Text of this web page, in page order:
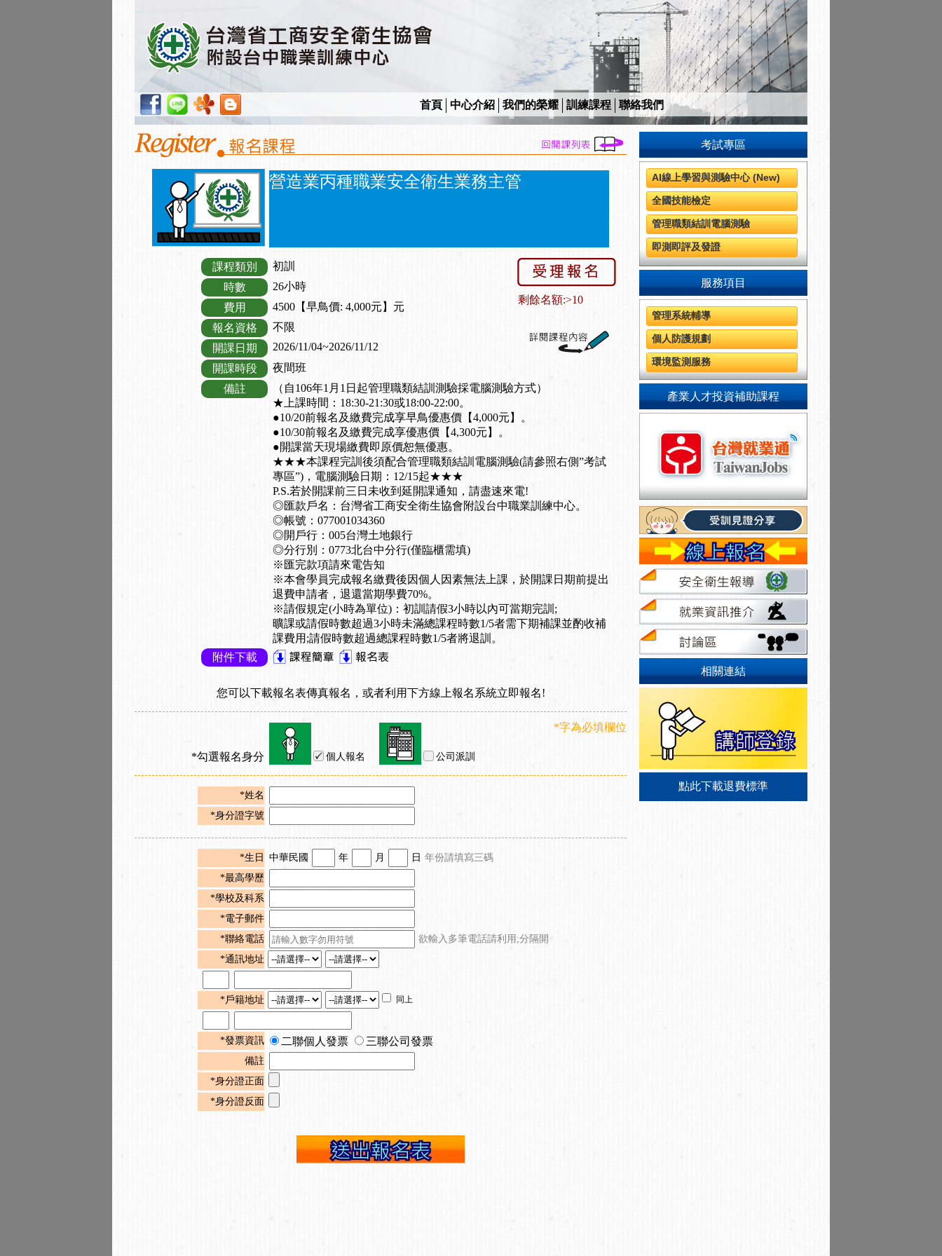
首頁 中心介紹 我們的榮耀 訓練課程 聯絡我們
營造業丙種職業安全衛生業務主管
剩餘名額:>10
課程類別
初訓
時數
26小時
費用
4500【早鳥價: 4,000元】元
報名資格
不限
開課日期
2026/11/04~2026/11/12
開課時段
夜間班
備註
（自106年1月1日起管理職類結訓測驗採電腦測驗方式）
★上課時間：18:30-21:30或18:00-22:00。
●10/20前報名及繳費完成享早鳥優惠價【4,000元】。
●10/30前報名及繳費完成享優惠價【4,300元】。
●開課當天現場繳費即原價恕無優惠。
★★★本課程完訓後須配合管理職類結訓電腦測驗(請參照右側”考試
專區”)，電腦測驗日期：12/15起★★★
P.S.若於開課前三日未收到延開課通知，請盡速來電!
◎匯款戶名：台灣省工商安全衛生協會附設台中職業訓練中心。
◎帳號：077001034360
◎開戶行：005台灣土地銀行
◎分行別：0773北台中分行(僅臨櫃需填)
※匯完款項請來電告知
※本會學員完成報名繳費後因個人因素無法上課，於開課日期前提出
退費申請者，退還當期學費70%。
※請假規定(小時為單位)：初訓請假3小時以內可當期完訓;
曠課或請假時數超過3小時未滿總課程時數1/5者需下期補課並酌收補
課費用;請假時數超過總課程時數1/5者將退訓。
附件下載
您可以下載報名表傳真報名，或者利用下方線上報名系統立即報名!
*字為必填欄位
*勾選報名身分 個人報名 公司派訓
*姓名
*身分證字號
*生日 中華民國 年 月 日 年份請填寫三碼
*最高學歷
*學校及科系
*電子郵件
*聯絡電話
欲輸入多筆電話請利用;分隔開
*通訊地址
*戶籍地址 同上
*發票資訊 二聯個人發票 三聯公司發票
備註
*身分證正面
*身分證反面
考試專區
AI線上學習與測驗中心 (New)
全國技能檢定
管理職類結訓電腦測驗
即測即評及發證
服務項目
管理系統輔導
個人防護規劃
環境監測服務
產業人才投資補助課程
相關連結
點此下載退費標準